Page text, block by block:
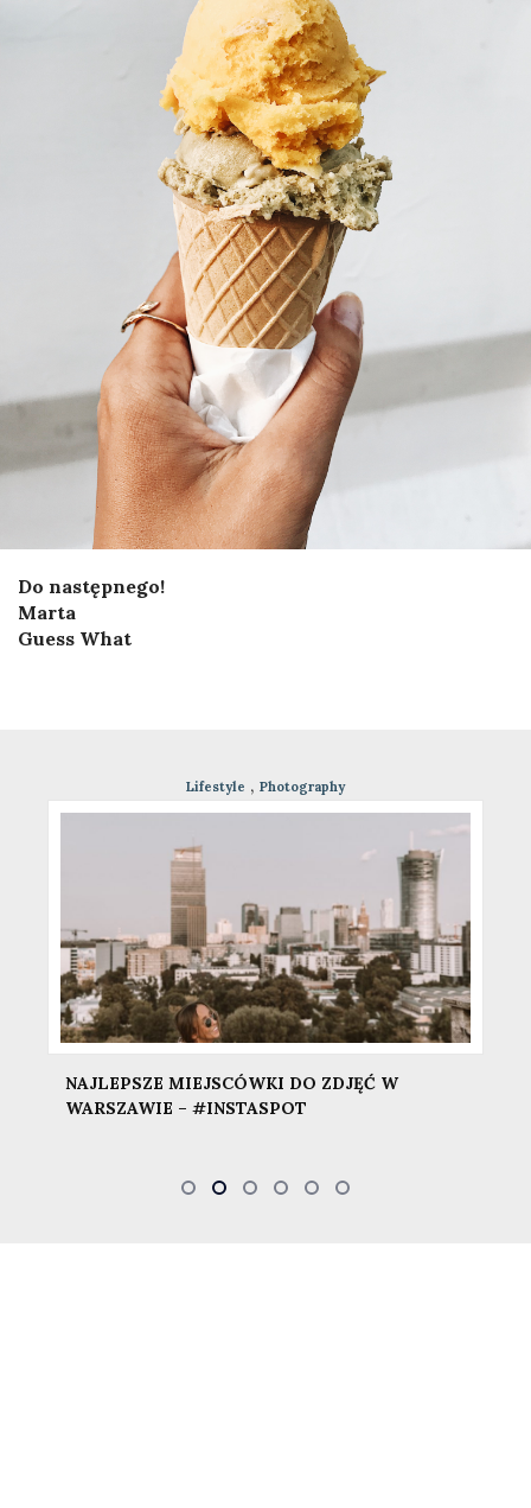
Do następnego!
Marta
Guess What
Lifestyle , Photography
NAJLEPSZE MIEJSCÓWKI DO ZDJĘĆ W
WARSZAWIE – #INSTASPOT